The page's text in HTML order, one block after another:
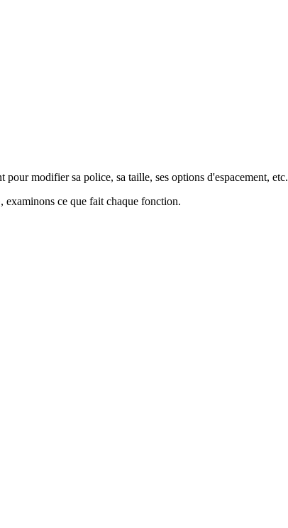
pour modifier sa police, sa taille, ses options d'espacement, etc.
examinons ce que fait chaque fonction.